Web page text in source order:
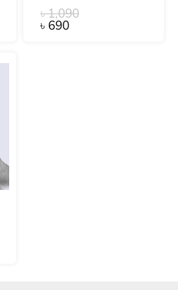
৳1,090
৳ 690